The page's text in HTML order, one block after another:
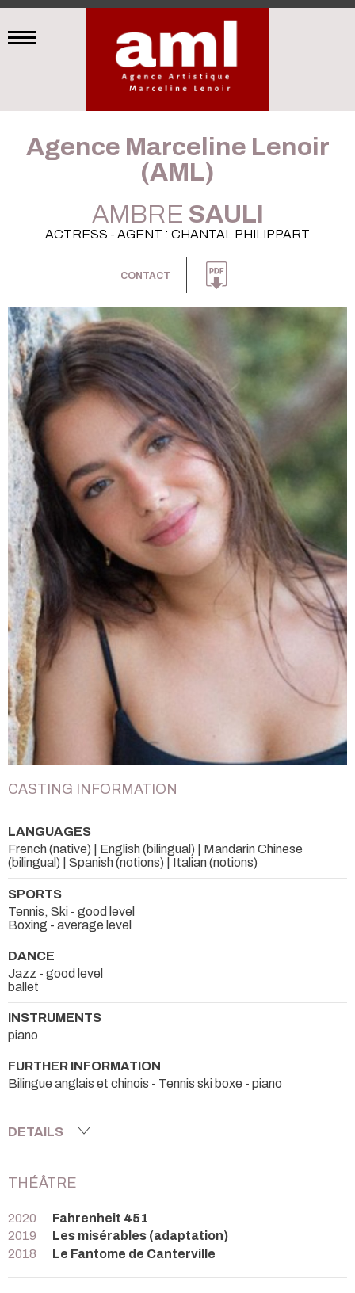
Agence Marceline Lenoir
(AML)
AMBRE SAULI
ACTRESS - AGENT : CHANTAL PHILIPPART
CONTACT
CASTING INFORMATION
LANGUAGES
French (native) | English (bilingual) | Mandarin Chinese
(bilingual) | Spanish (notions) | Italian (notions)
SPORTS
Tennis, Ski - good level
Boxing - average level
DANCE
Jazz - good level
ballet
INSTRUMENTS
piano
FURTHER INFORMATION
Bilingue anglais et chinois - Tennis ski boxe - piano
DETAILS
THÉÂTRE
2020
Fahrenheit 451
2019
Les misérables (adaptation)
2018
Le Fantome de Canterville